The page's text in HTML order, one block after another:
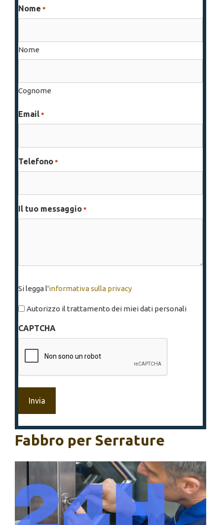
Nome *
Nome
Cognome
Email *
Telefono *
Il tuo messaggio *
legga
l'informativa
privacy
Si legga l'informativa sulla privacy
Autorizzo il trattamento dei miei dati personali
CAPTCHA
Fabbro per Serrature